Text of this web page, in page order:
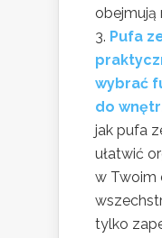
obejmują
Pufa
wybrać
do
jak pufa
ułatwić
w Twoim
tylko